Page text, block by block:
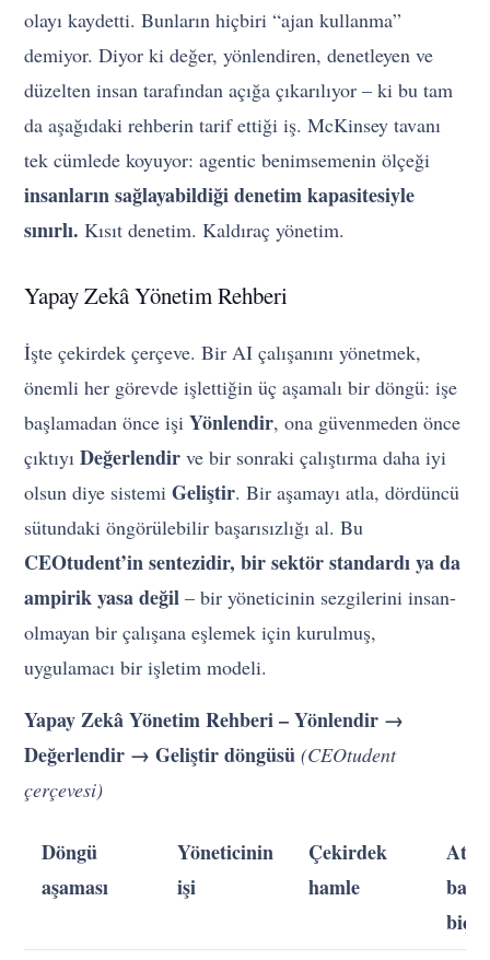
olayı kaydetti. Bunların hiçbiri “ajan kullanma”
demiyor. Diyor ki değer, yönlendiren, denetleyen ve
düzelten insan tarafından açığa çıkarılıyor – ki bu tam
da aşağıdaki rehberin tarif ettiği iş. McKinsey tavanı
tek cümlede koyuyor: agentic benimsemenin ölçeği
insanların sağlayabildiği denetim kapasitesiyle
sınırlı. Kısıt denetim. Kaldıraç yönetim.
Yapay Zekâ Yönetim Rehberi
İşte çekirdek çerçeve. Bir AI çalışanını yönetmek,
önemli her görevde işlettiğin üç aşamalı bir döngü: işe
başlamadan önce işiYönlendir, ona güvenmeden önce
çıktıyıDeğerlendir ve bir sonraki çalıştırma daha iyi
olsun diye sistemiGeliştir. Bir aşamayı atla, dördüncü
sütundaki öngörülebilir başarısızlığı al. Bu
CEOtudent’in sentezidir, bir sektör standardı ya da
ampirik yasa değil – bir yöneticinin sezgilerini insan-
olmayan bir çalışana eşlemek için kurulmuş,
uygulamacı bir işletim modeli.
Yapay Zekâ Yönetim Rehberi – Yönlendir →
Değerlendir → Geliştir döngüsü (CEOtudent
çerçevesi)
Döngü
aşaması
Yöneticinin
işi
Çekirdek
hamle